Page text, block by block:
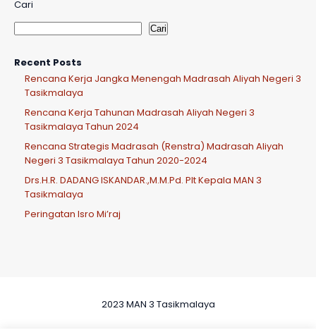
Cari
Cari
Recent Posts
Rencana Kerja Jangka Menengah Madrasah Aliyah Negeri 3
Tasikmalaya
Rencana Kerja Tahunan Madrasah Aliyah Negeri 3
Tasikmalaya Tahun 2024
Rencana Strategis Madrasah (Renstra) Madrasah Aliyah
Negeri 3 Tasikmalaya Tahun 2020-2024
Drs.H.R. DADANG ISKANDAR.,M.M.Pd. Plt Kepala MAN 3
Tasikmalaya
Peringatan Isro Mi’raj
2023 MAN 3 Tasikmalaya